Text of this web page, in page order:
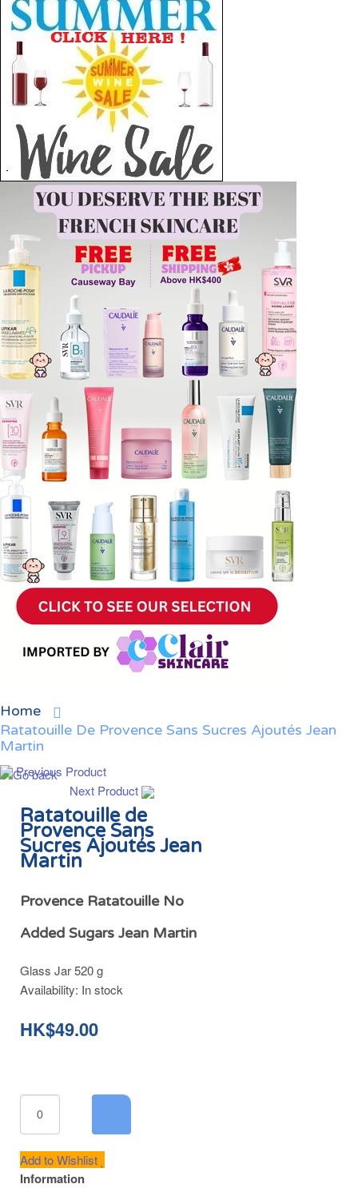
Home
Ratatouille De Provence Sans Sucres Ajoutés Jean
Martin
Previous Product
Next Product
Ratatouille de
Provence Sans
Sucres Ajoutés Jean
Martin
Provence Ratatouille No
Added Sugars Jean Martin
Glass Jar 520 g
Availability: In stock
HK$49.00
Add to Wishlist
Information